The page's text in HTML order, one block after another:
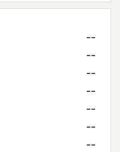
--
--
--
--
--
--
--